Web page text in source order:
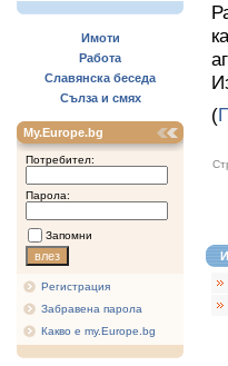
Имоти
Работа
Славянска беседа
Сълза и смях
My.Europe.bg
Потребител:
Парола:
Запомни
Регистрация
Забравена парола
Какво е my.Europe.bg
(